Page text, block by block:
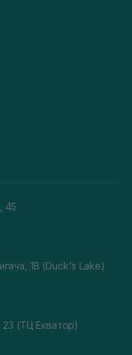
45
1В (Duck's Lake)
23 (ТЦ Екватор)